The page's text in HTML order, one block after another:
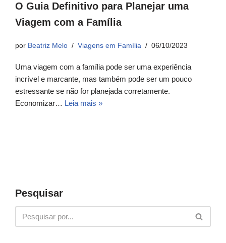
O Guia Definitivo para Planejar uma
Viagem com a Família
por Beatriz Melo Viagens em Família 06/10/2023
Uma viagem com a família pode ser uma experiência
incrível e marcante, mas também pode ser um pouco
estressante se não for planejada corretamente.
Economizar… Leia mais »
Pesquisar